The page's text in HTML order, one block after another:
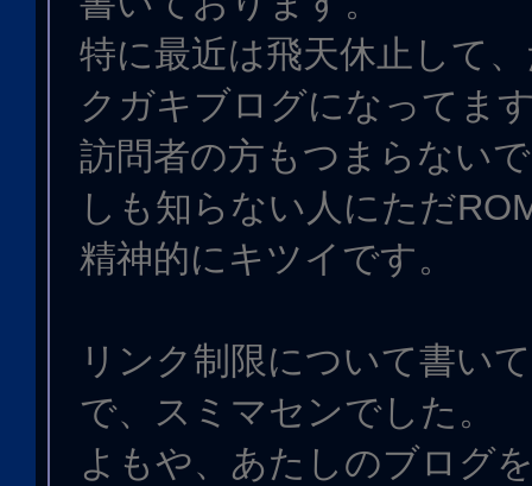
特に最近は飛天休止して
クガキブログになってま
訪問者の方もつまらない
しも知らない人にただ
精神的にキツイです。
リンク制限について書い
で、スミマセンでした。
よもや、あたしのブログ